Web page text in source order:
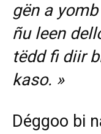
gën a
ñu leen
tëdd fi diir
kaso. »
Déggoo bi